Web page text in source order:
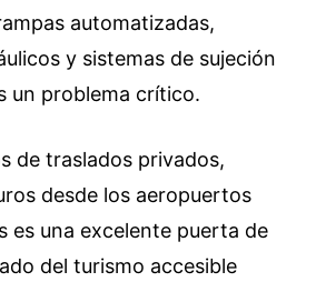
automatizadas,
y sistemas de sujeción
un problema crítico.
de traslados privados,
desde los aeropuertos
es una excelente puerta de
del turismo accesible